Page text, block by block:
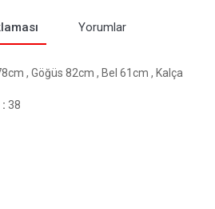
Yorumlar
, Göğüs 82cm , Bel 61cm , Kalça
38